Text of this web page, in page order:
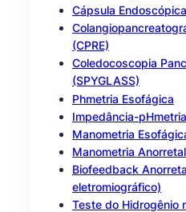
Cápsula Endoscópica
(CPRE)
Coledocoscopia
(SPYGLASS)
Phmetria Esofágica
Impedância-
Manometria
Manometria
Biofeedback
eletromiográfico)
Teste do Hidrogênio